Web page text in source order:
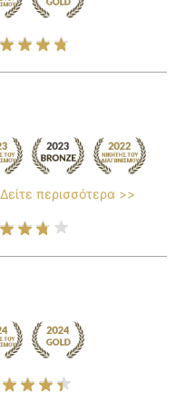
Δείτε περισσότερα >>